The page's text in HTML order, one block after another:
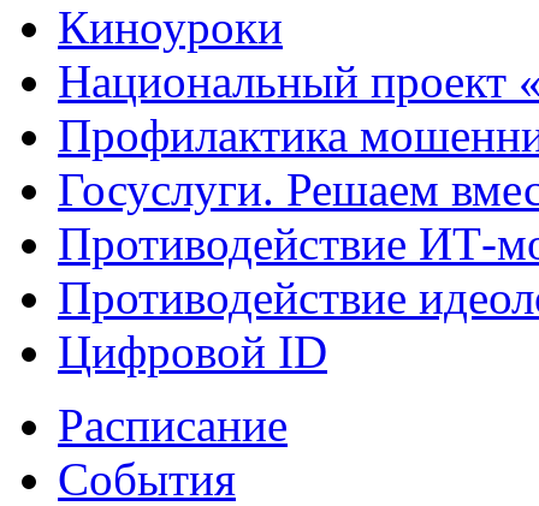
Киноуроки
Национальный проект
Профилактика
Госуслуги. Решаем
Противодействие ИТ-
Противодействие
Цифровой ID
Расписание
События